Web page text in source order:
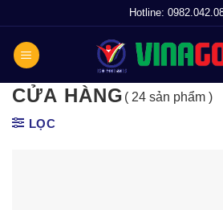
to
content
Hotline:
CỬA HÀNG ( 24 sản phẩm )
LỌC